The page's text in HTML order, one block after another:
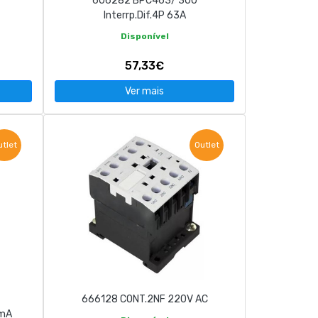
Interrp.Dif.4P 63A
Disponível
57,33€
Ver mais
Outlet
666128 CONT.2NF 220V AC